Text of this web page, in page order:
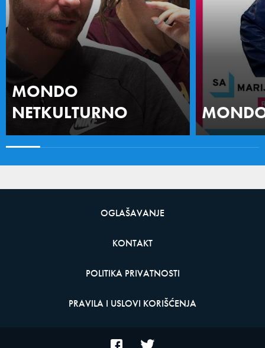
MONDO
NETKULTURNO
OGLAŠAVANJE
KONTAKT
POLITIKA PRIVATNOSTI
PRAVILA I USLOVI KORIŠĆENJA